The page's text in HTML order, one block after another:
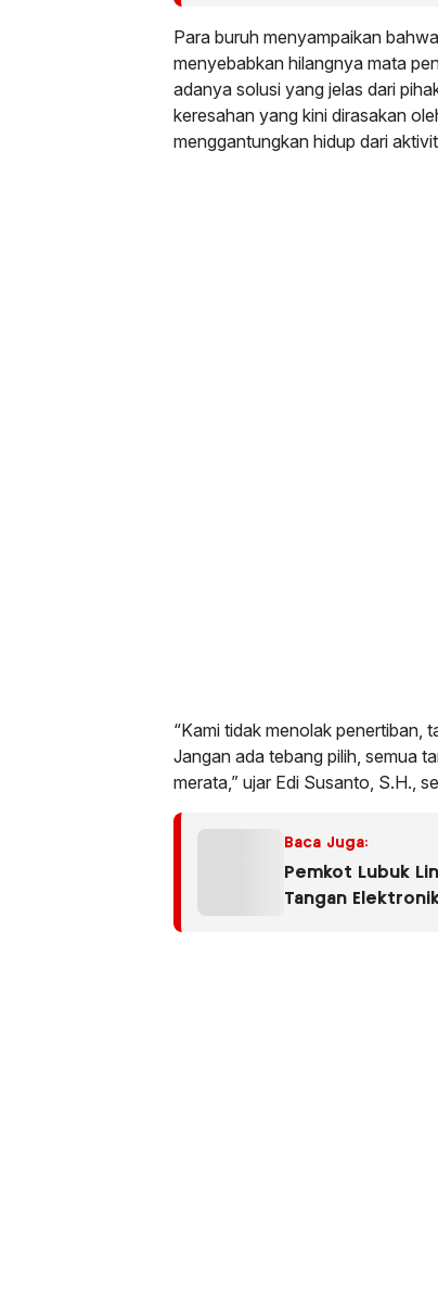
Para buruh menyampaikan
menyebabkan hilangnya mata
adanya solusi yang jelas dari
keresahan yang kini dirasakan
menggantungkan hidup dari
“Kami tidak menolak penertiban,
Jangan ada tebang pilih, semua
merata,” ujar Edi Susanto, S.H.,
Baca Juga:
Pemkot Lubuk
Tangan